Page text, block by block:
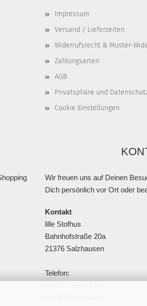
Impressum
Versand / Lieferzeiten
Widerrufsrecht & Muster-
Zahlungsarten
AGB
Privatsphäre und
Cookie Einstellungen
Wir freuen uns auf Deinen
Dich persönlich vor Ort oder
Kontakt
lille Stofhus
Bahnhofstraße 20a
21376 Salzhausen
Telefon: